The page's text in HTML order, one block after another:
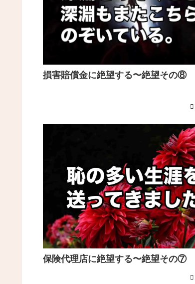
損害賠償金に絶望する〜絶望その⑧
保険代理店に絶望する〜絶望その⑦